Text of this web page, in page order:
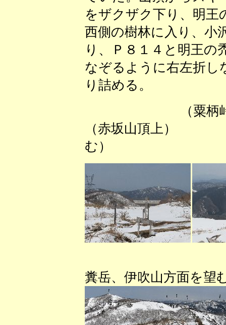
をザクザク下り、明王
西側の樹林に入り、小
り、Ｐ８１４と明王の
なぞるように右左折し
り詰める。
（粟
（赤坂山頂上）
む）
糞岳、伊吹山方面を望